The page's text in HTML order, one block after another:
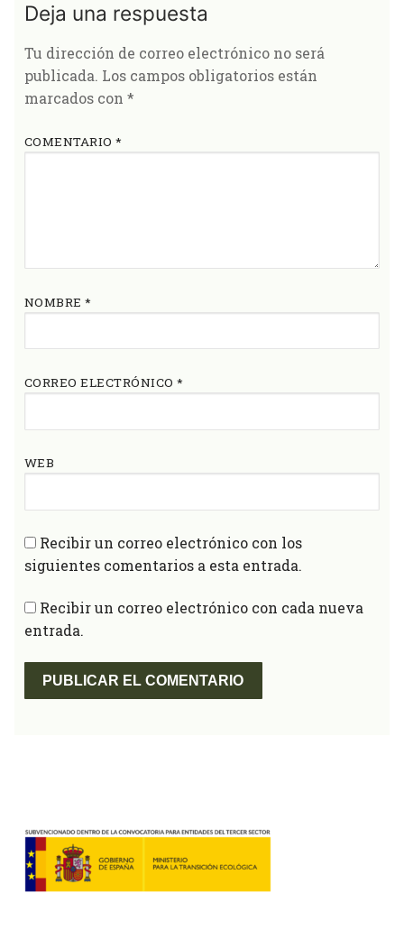
Deja una respuesta
Tu dirección de correo electrónico no será
publicada. Los campos obligatorios están
marcados con *
COMENTARIO*
NOMBRE*
CORREO ELECTRÓNICO*
WEB
Recibir un correo electrónico con los
siguientes comentarios a esta entrada.
Recibir un correo electrónico con cada nueva
entrada.